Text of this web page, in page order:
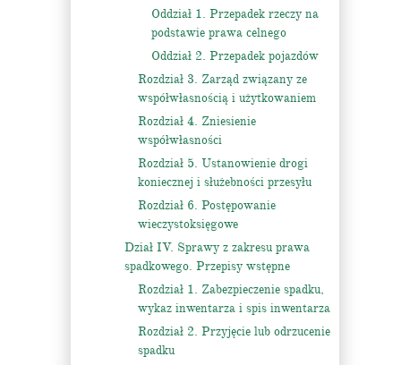
Oddział 1. Przepadek rzeczy na
podstawie prawa celnego
Oddział 2. Przepadek pojazdów
Rozdział 3. Zarząd związany ze
współwłasnością i użytkowaniem
Rozdział 4. Zniesienie
współwłasności
Rozdział 5. Ustanowienie drogi
koniecznej i służebności przesyłu
Rozdział 6. Postępowanie
wieczystoksięgowe
Dział IV. Sprawy z zakresu prawa
spadkowego. Przepisy wstępne
Rozdział 1. Zabezpieczenie spadku,
wykaz inwentarza i spis inwentarza
Rozdział 2. Przyjęcie lub odrzucenie
spadku